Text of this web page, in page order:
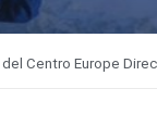
Centro Europe